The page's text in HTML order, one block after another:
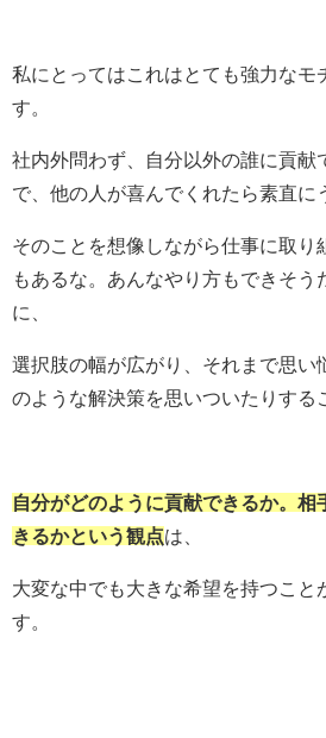
私にとってはこれはとても強力なモ
す。
社内外問わず、自分以外の誰に貢献
で、他の人が喜んでくれたら素直に
そのことを想像しながら仕事に取り
もあるな。あんなやり方もできそう
に、
選択肢の幅が広がり、それまで思い
のような解決策を思いついたりする
自分がどのように貢献できるか。相
きるかという観点は、
大変な中でも大きな希望を持つこと
す。